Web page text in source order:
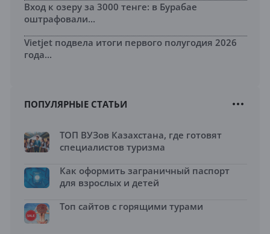
Вход к озеру за 3000 тенге: в Бурабае
оштрафовали...
Vietjet подвела итоги первого полугодия 2026
года...
ПОПУЛЯРНЫЕ СТАТЬИ
ТОП ВУЗов Казахстана, где готовят
специалистов туризма
Как оформить заграничный паспорт
для взрослых и детей
Топ сайтов с горящими турами